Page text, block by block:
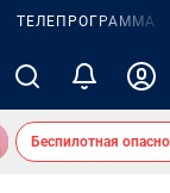
ТЕЛЕПРОГРАММА
Беспилотная